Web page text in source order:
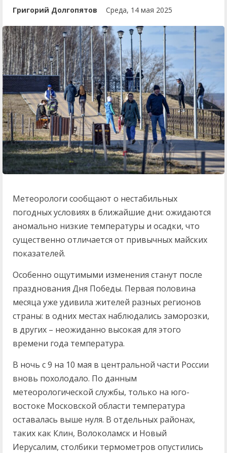
Григорий Долгопятов Среда, 14 мая 2025
Метеорологи сообщают о нестабильных
погодных условиях в ближайшие дни: ожидаются
аномально низкие температуры и осадки, что
существенно отличается от привычных майских
показателей.
Особенно ощутимыми изменения станут после
празднования Дня Победы. Первая половина
месяца уже удивила жителей разных регионов
страны: в одних местах наблюдались заморозки,
в других – неожиданно высокая для этого
времени года температура.
В ночь с 9 на 10 мая в центральной части России
вновь похолодало. По данным
метеорологической службы, только на юго-
востоке Московской области температура
оставалась выше нуля. В отдельных районах,
таких как Клин, Волоколамск и Новый
Иерусалим, столбики термометров опустились